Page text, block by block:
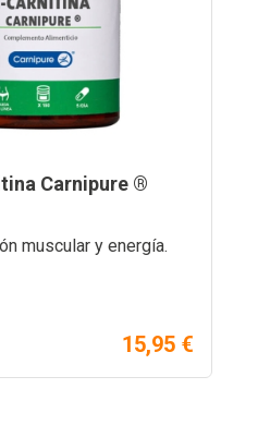
Carnipure ®
muscular y energía.
15,95 €